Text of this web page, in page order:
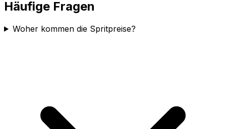
Häufige Fragen
Woher kommen die Spritpreise?